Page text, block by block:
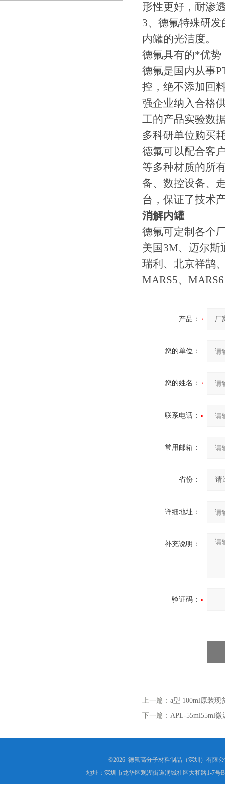
形性更好，耐渗
3、德氟特殊研
内罐的光洁度。
德氟具有的*优势
德氟是国内从事
控，绝不添加回
强企业纳入合格
工的产品实验数
多科研单位购买
德氟可以配合客
等多种材质的所
备、数控设备、
台，保证了技术
消解内罐
德氟可定制各个
美国3M、迈尔斯
瑞利、北京祥鹄
MARS5、
产品：
您的单位：
您的姓名：
联系电话：
常用邮箱：
省份：
详细地址：
补充说明：
验证码：
上一篇： a型 100ml原装现
下一篇： APL-55ml55ml微
©2026 德氟高分子材料制品（深圳）有限
地址：深圳市龙华区观湖街道润城社区大和路1-7号